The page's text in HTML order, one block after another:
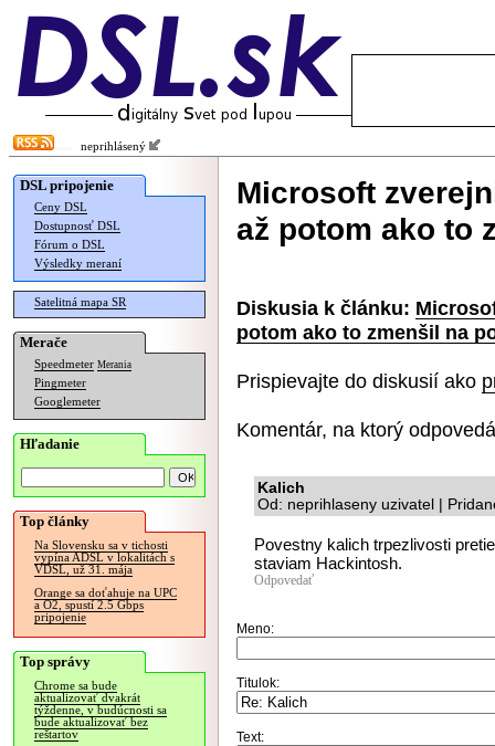
neprihlásený
DSL pripojenie
Ceny DSL
Dostupnosť DSL
Fórum o DSL
Výsledky meraní
Satelitná mapa SR
Merače
Speedmeter Merania
Pingmeter
Googlemeter
Hľadanie
Top články
Na Slovensku sa v tichosti
vypína ADSL v lokalitách s
VDSL, už 31. mája
Orange sa doťahuje na UPC
a O2, spustí 2.5 Gbps
pripojenie
Top správy
Chrome sa bude
aktualizovať dvakrát
týždenne, v budúcnosti sa
bude aktualizovať bez
reštartov
Microsoft
až potom ako to
Diskusia k článku:
potom ako to zmenšil na
Prispievajte do diskusií ako
Komentár, na ktorý
Kalich
Od: neprihlaseny uzivatel |
Povestny kalich trpezlivosti
staviam Hackintosh.
Odpovedať
Meno:
Titulok:
Text: